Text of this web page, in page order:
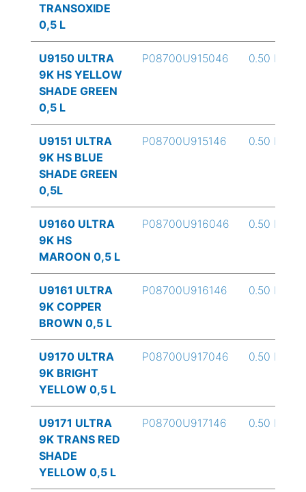
TRANSOXIDE
0,5 L
U9150 ULTRA
9K HS YELLOW
SHADE GREEN
0,5 L
P08700U915046 0.50 L
U9151 ULTRA
9K HS BLUE
SHADE GREEN
0,5L
P08700U915146 0.50 L
U9160 ULTRA
9K HS
MAROON 0,5 L
P08700U916046 0.50 L
U9161 ULTRA
9K COPPER
BROWN 0,5 L
P08700U916146 0.50 L
U9170 ULTRA
9K BRIGHT
YELLOW 0,5 L
P08700U917046 0.50 L
U9171 ULTRA
9K TRANS RED
SHADE
YELLOW 0,5 L
P08700U917146 0.50 L